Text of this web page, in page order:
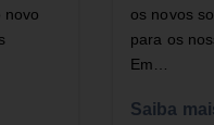
novo
os novos
para os
Em…
Saiba